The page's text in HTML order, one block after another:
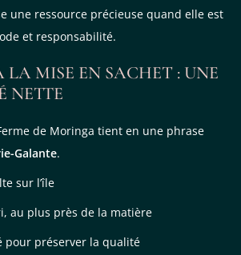
une ressource précieuse quand elle est
et responsabilité.
LA MISE EN SACHET : UNE
NETTE
de Moringa tient en une phrase
Galante.
sur l’île
au plus près de la matière
pour préserver la qualité